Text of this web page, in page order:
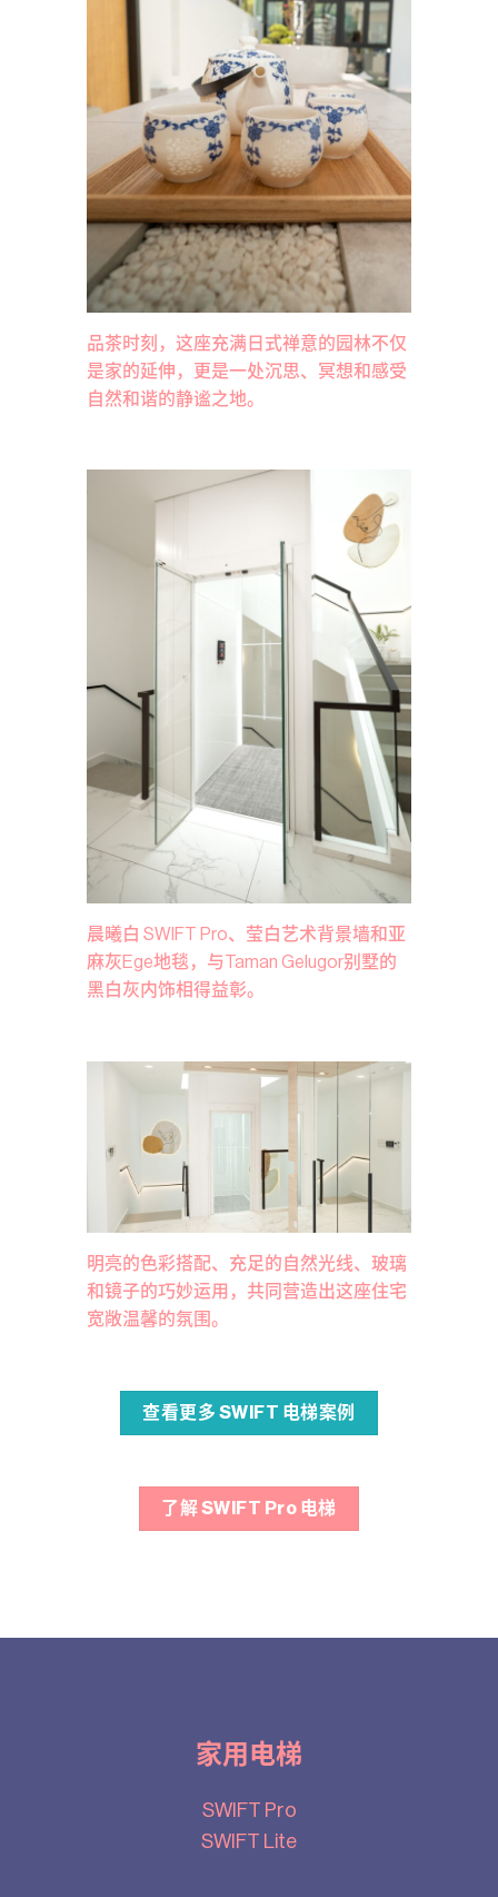
品茶时刻，这座充满日式禅意的园林不仅
是家的延伸，更是一处沉思、冥想和感受
自然和谐的静谧之地。
晨曦白 SWIFT Pro、莹白艺术背景墙和亚
麻灰Ege地毯，与Taman Gelugor别墅的
黑白灰内饰相得益彰。
明亮的色彩搭配、充足的自然光线、玻璃
和镜子的巧妙运用，共同营造出这座住宅
宽敞温馨的氛围。
查看更多 SWIFT 电梯案例
了解 SWIFT Pro 电梯
家用电梯
SWIFT Pro
SWIFT Lite